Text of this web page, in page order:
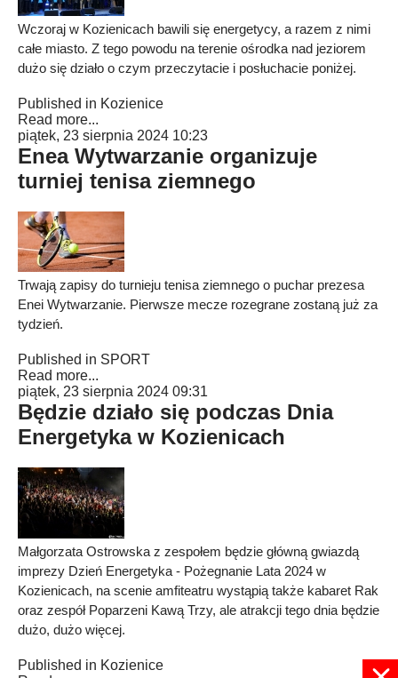
Wczoraj w Kozienicach bawili się energetycy, a razem z nimi
całe miasto. Z tego powodu na terenie ośrodka nad jeziorem
dużo się działo o czym przeczytacie i posłuchacie poniżej.
Published in Kozienice
Read more...
piątek, 23 sierpnia 2024 10:23
Enea Wytwarzanie organizuje
turniej tenisa ziemnego
Trwają zapisy do turnieju tenisa ziemnego o puchar prezesa
Enei Wytwarzanie. Pierwsze mecze rozegrane zostaną już za
tydzień.
Published in SPORT
Read more...
piątek, 23 sierpnia 2024 09:31
Będzie działo się podczas Dnia
Energetyka w Kozienicach
Małgorzata Ostrowska z zespołem będzie główną gwiazdą
imprezy Dzień Energetyka - Pożegnanie Lata 2024 w
Kozienicach, na scenie amfiteatru wystąpią także kabaret Rak
oraz zespół Poparzeni Kawą Trzy, ale atrakcji tego dnia będzie
dużo, dużo więcej.
Published in Kozienice